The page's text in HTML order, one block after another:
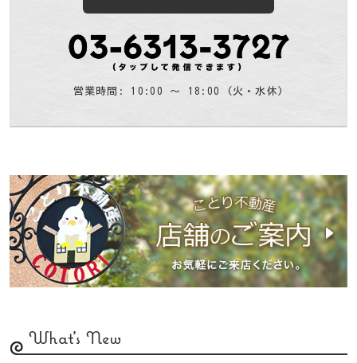
営業時間: 10:00 〜 18:00 (火・水休)
What's New